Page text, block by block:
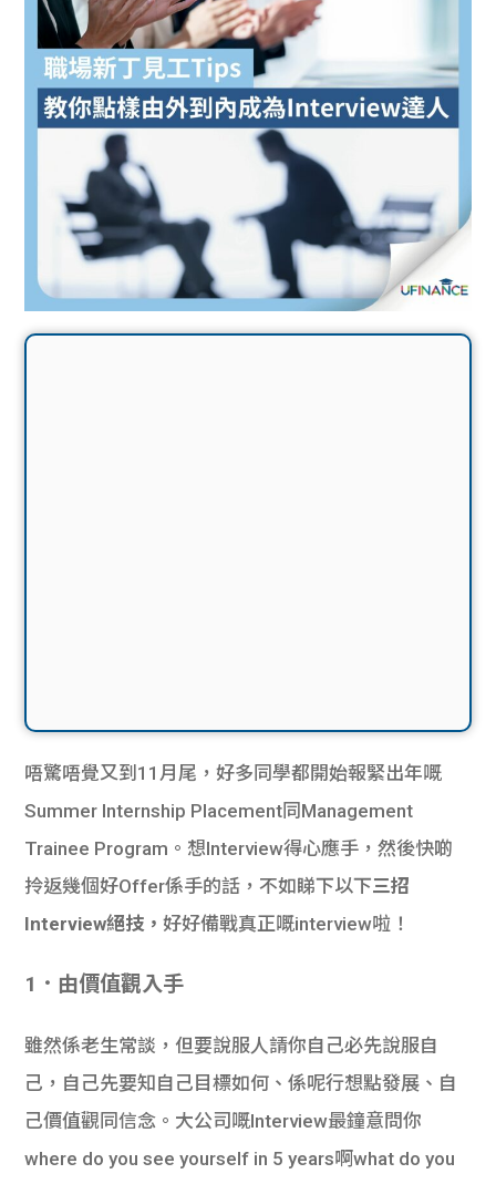
唔驚唔覺又到11月尾，好多同學都開始報緊出年嘅
Summer Internship Placement同Management
Trainee Program。想Interview得心應手，然後快啲
拎返幾個好Offer係手的話，不如睇下以下三招
Interview絕技，好好備戰真正嘅interview啦！
1．由價值觀入手
雖然係老生常談，但要說服人請你自己必先說服自
己，自己先要知自己目標如何、係呢行想點發展、自
己價值觀同信念。大公司嘅Interview最鐘意問你
where do you see yourself in 5 years啊what do you